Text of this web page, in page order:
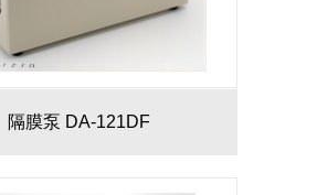
隔膜泵 DA-121DF